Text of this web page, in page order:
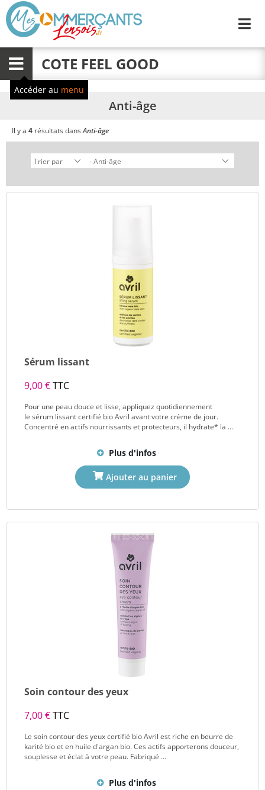
Menu COTE FEEL GOOD
Accéder au menu
Anti-âge
Il y a 4 résultats dansAnti-âge
Sérum lissant
9,00 €TTC
Pour une peau douce et lisse, appliquez quotidiennement
le sérum lissant certifié bio Avril avant votre crème de jour.
Concentré en actifs nourrissants et protecteurs, il hydrate* la ...
Plus d'infos
Soin contour des yeux
7,00 €TTC
Le soin contour des yeux certifié bio Avril est riche en beurre de
karité bio et en huile d'argan bio. Ces actifs apporterons douceur,
souplesse et éclat à votre peau. Fabriqué ...
Plus d'infos